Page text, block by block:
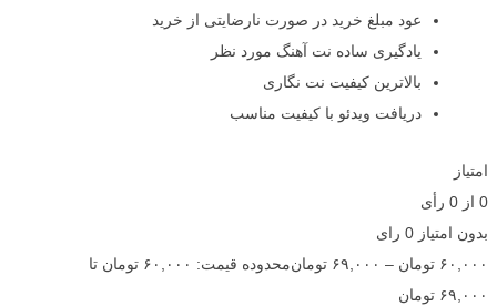
عود مبلغ خرید در صورت نارضایتی از خرید
یادگیری ساده نت آهنگ مورد نظر
بالاترین کیفیت نت نگاری
دریافت ویدئو با کیفیت مناسب
امتیاز
0 از 0 رأی
بدون امتیاز 0 رای
۶۰,۰۰۰ تومان – ۶۹,۰۰۰ تومان
محدوده قیمت: ۶۰,۰۰۰ تومان تا
۶۹,۰۰۰ تومان